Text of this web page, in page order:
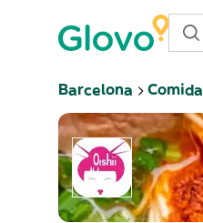
Barcelona Comida